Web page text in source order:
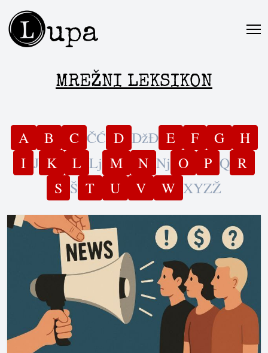
Lupa
MREŽNI LEKSIKON
A B C ČĆ D DžĐ E F G
H
I J K L Lj M N Nj O P Q R
S Š T U V W XYZŽ